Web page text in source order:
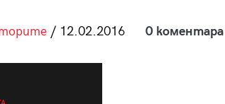
/ 12.02.2016 0 коментара